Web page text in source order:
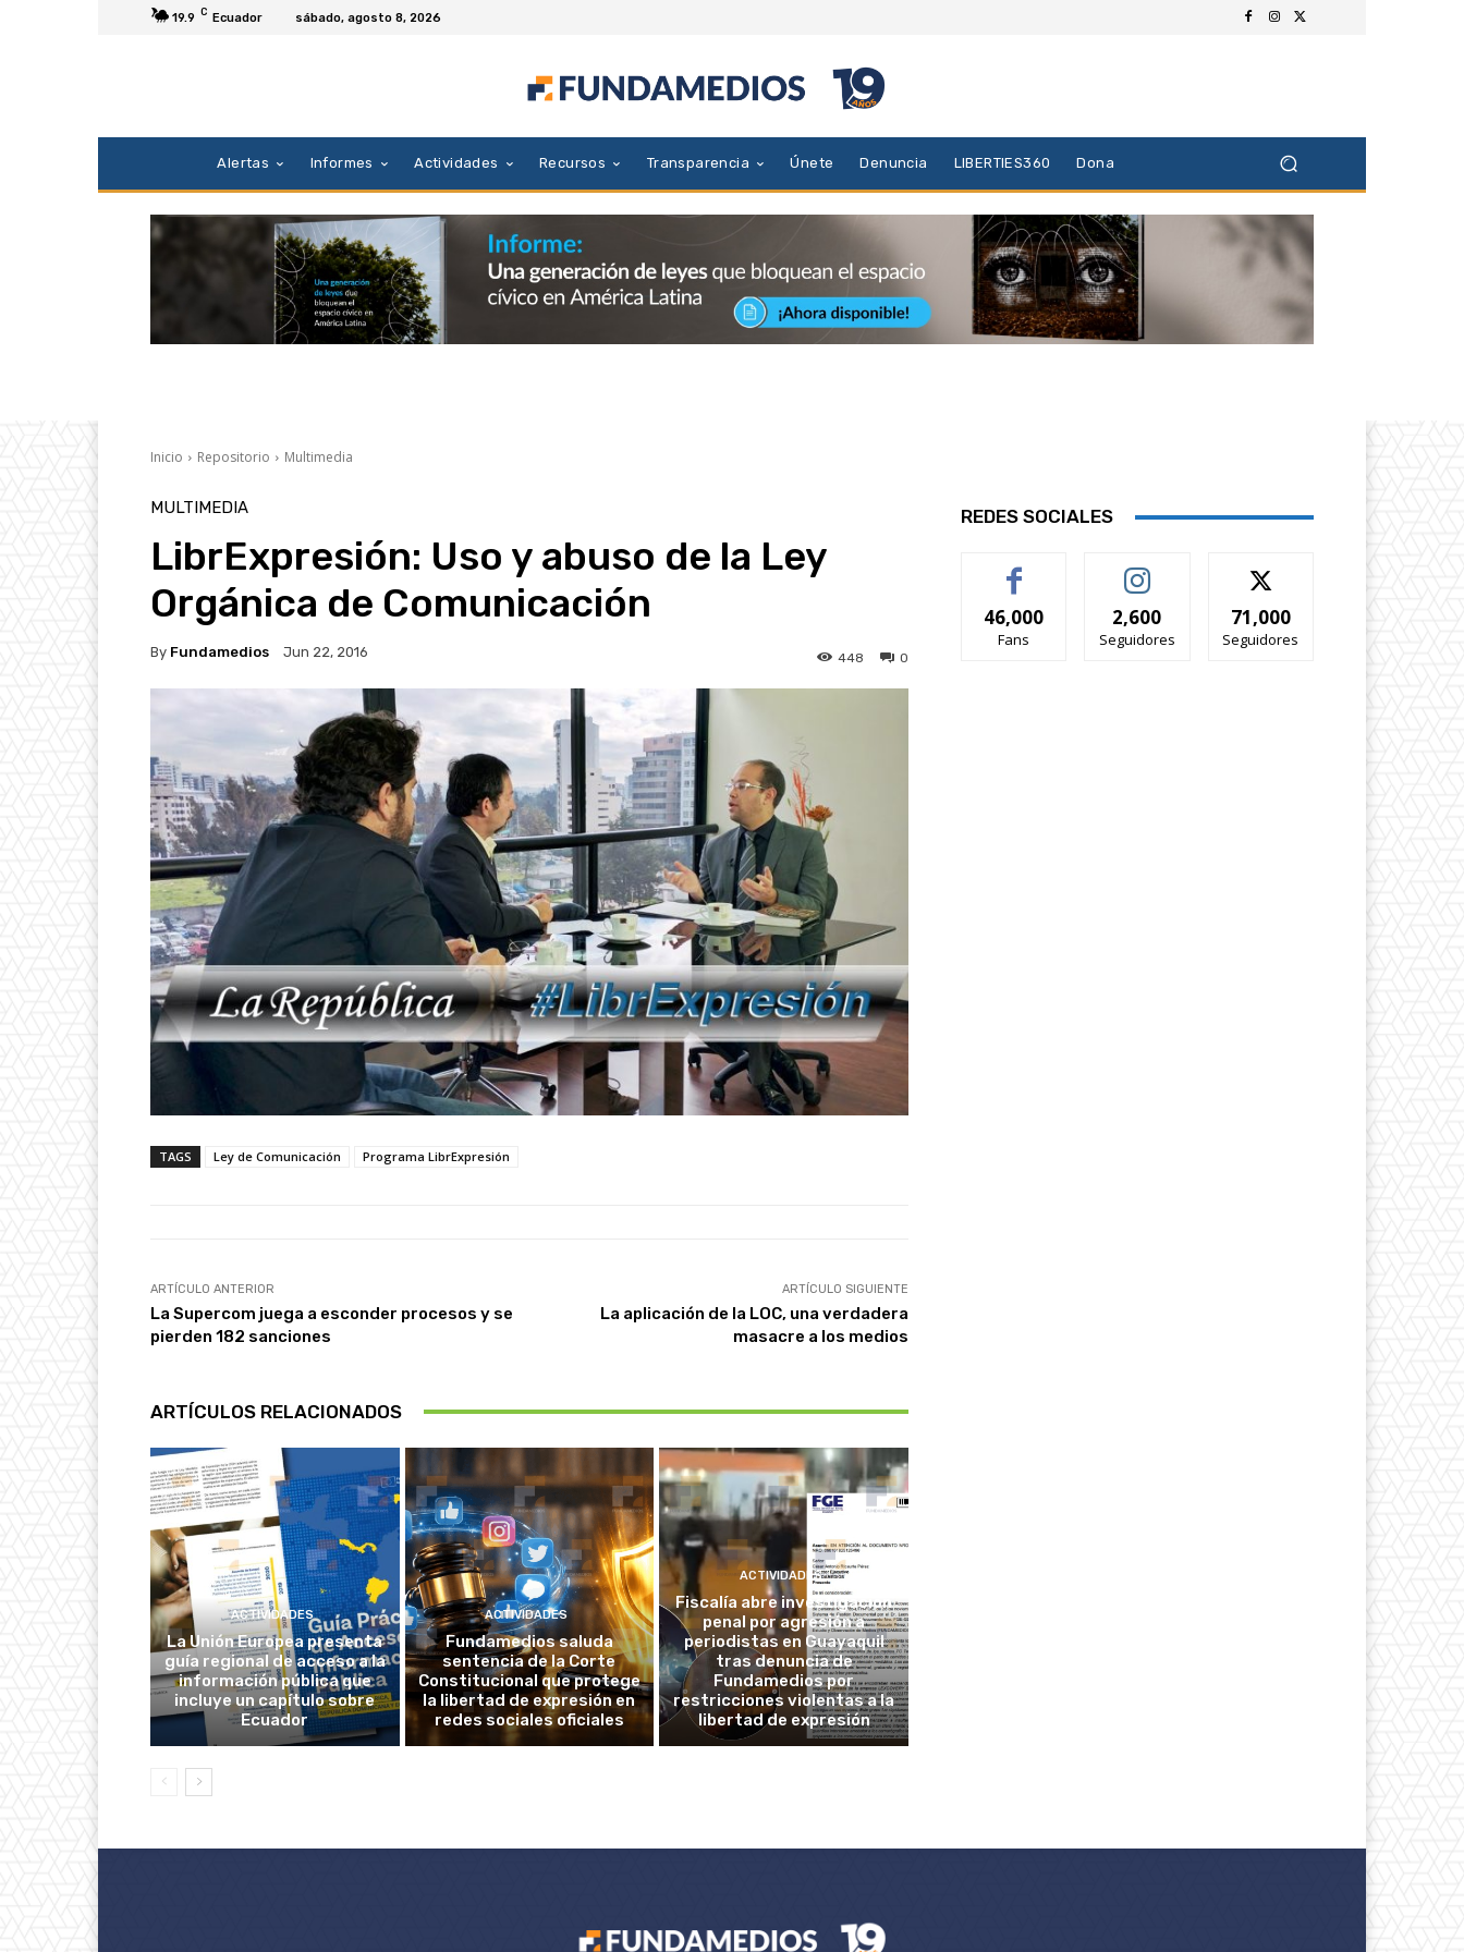
19.9 C Ecuador sábado, agosto 8, 2026
Alertas Informes Actividades Recursos Transparencia Únete Denuncia LIBERTIES360 Dona
Inicio Repositorio Multimedia
MULTIMEDIA
LibrExpresión: Uso y abuso de la Ley
Orgánica de Comunicación
By Fundamedios Jun 22, 2016 0
448
TAGS Ley de Comunicación Programa LibrExpresión
ARTÍCULO ANTERIOR
La Supercom juega a esconder procesos y se
pierden 182 sanciones
ARTÍCULO SIGUIENTE
La aplicación de la LOC, una verdadera
masacre a los medios
ARTÍCULOS RELACIONADOS
ACTIVIDADES
La Unión Europea presenta
guía regional de acceso a la
información pública que
incluye un capítulo sobre
Ecuador
ACTIVIDADES
Fundamedios saluda
sentencia de la Corte
Constitucional que protege
la libertad de expresión en
redes sociales oficiales
ACTIVIDADES
Fiscalía abre investigación
penal por agresión a
periodistas en Guayaquil
tras denuncia de
Fundamedios por
restricciones violentas a la
libertad de expresión
REDES SOCIALES
46,000
Fans
2,600
Seguidores
71,000
Seguidores